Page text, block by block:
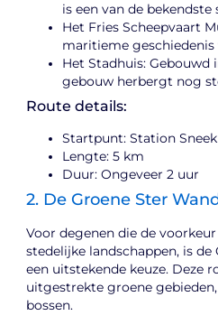
is een van de bekendste
Het Fries Scheepvaart
maritieme geschiedenis
Het Stadhuis: Gebouwd
gebouw herbergt nog
Route details:
Startpunt: Station Sneek
Lengte: 5 km
Duur: Ongeveer 2 uur
2. De Groene Ster
Voor degenen die de
stedelijke landschappen, is
een uitstekende keuze. Deze
uitgestrekte groene
bossen.